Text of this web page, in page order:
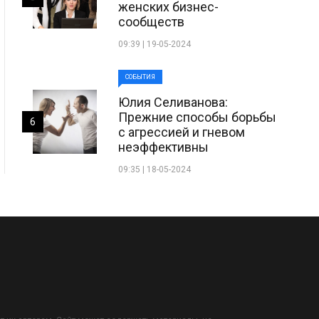
женских бизнес-
сообществ
09:39 | 19-05-2024
СОБЫТИЯ
Юлия Селиванова:
Прежние способы борьбы
с агрессией и гневом
неэффективны
09:35 | 18-05-2024
6